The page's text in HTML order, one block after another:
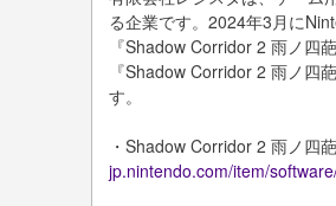
る企業です。2024年3月に
『Shadow Corridor 2 雨ノ四
『Shadow Corridor 2 雨ノ四
す。
・Shadow Corridor 2 雨ノ四
jp.nintendo.com/item/